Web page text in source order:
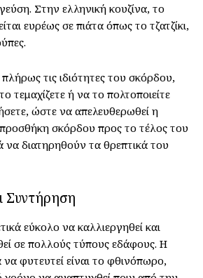
Στην ελληνική κουζίνα, το
ευρέως σε πιάτα όπως το τζατζίκι,
πλήρως τις ιδιότητες του σκόρδου,
τεμαχίζετε ή να το πολτοποιείτε
ώστε να απελευθερωθεί η
προσθήκη σκόρδου προς το τέλος του
να διατηρηθούν τα θρεπτικά του
Συντήρηση
εύκολο να καλλιεργηθεί και
σε πολλούς τύπους εδάφους. Η
φυτευτεί είναι το φθινόπωρο,